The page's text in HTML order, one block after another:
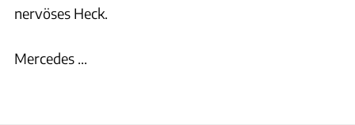
nervöses Heck.
Mercedes ...